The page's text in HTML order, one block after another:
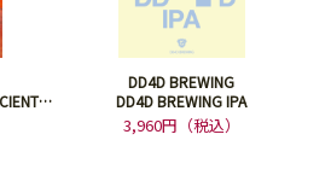
DD4D BREWING
DD4D BREWING IPA
3,960円（税込）